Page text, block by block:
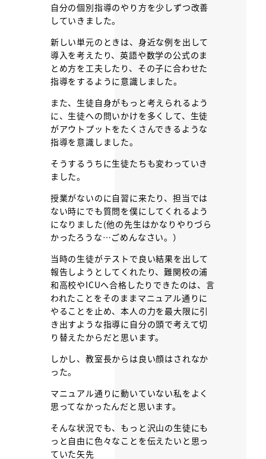
自分の個別指導のやり方を少しずつ改善
していきました。
新しい単元のときは、身近な例を出して
導入を考えたり、英語や数学の公式のま
とめ方を工夫したり、その子に合わせた
指導をするように意識しました。
また、生徒自身がもっと考えられるよう
に、生徒への問いかけを多くして、生徒
がアウトプットをたくさんできるような
指導を意識しました。
そうするうちに生徒たちも変わっていき
ました。
授業がないのに自習に来たり、担当では
ない時にでも質問を僕にしてくれるよう
になりました(他の先生はかなりやりづら
かったろうな…ごめんなさい。）
当時の生徒がテストで良い結果を出して
報告しようとしてくれたり、難関校の浦
和高校やICUへ合格したりできたのは、言
われたことをそのままマニュアル通りに
やることを止め、本人の力を最大限に引
き出すような指導に自分の頭で考えて切
り替えたからだと思います。
しかし、教室長からは良い顔はされなか
った。
マニュアル通りに動いていない私をよく
思ってなかったんだと思います。
そんな状況でも、もっと沢山の生徒にも
っと自由に色々なことを伝えたいと思っ
ていた矢先